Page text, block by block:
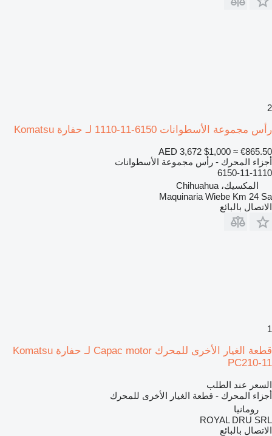
2
رأس مجموعة الأسطوانات 6150-11-1110 لـ حفارة Komatsu
AED 3,672 $1,000 ≈ €865.50
أجزاء المحرك - رأس مجموعة الأسطوانات
6150-11-1110
المكسيك، Chihuahua
Maquinaria Wiebe Km 24 Sa
الاتصال بالبائع
1
قطعة الغيار الأخرى للمحرك Capac motor لـ حفارة Komatsu
PC210-11
السعر عند الطلب
أجزاء المحرك - قطعة الغيار الأخرى للمحرك
رومانيا
ROYAL DRU SRL
الاتصال بالبائع